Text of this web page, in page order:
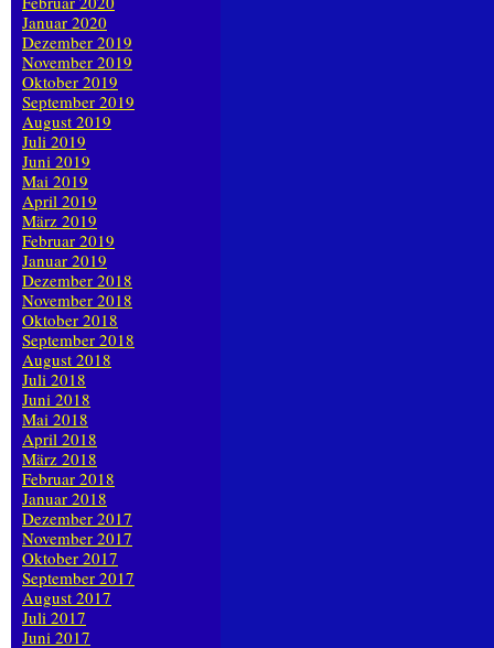
Januar 2020
Dezember 2019
November 2019
Oktober 2019
September 2019
August 2019
Juli 2019
Juni 2019
Mai 2019
April 2019
März 2019
Februar 2019
Januar 2019
Dezember 2018
November 2018
Oktober 2018
September 2018
August 2018
Juli 2018
Juni 2018
Mai 2018
April 2018
März 2018
Februar 2018
Januar 2018
Dezember 2017
November 2017
Oktober 2017
September 2017
August 2017
Juli 2017
Juni 2017